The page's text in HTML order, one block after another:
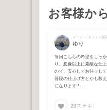
お客様か
メニュー/ カット＋髪
ゆり
毎回こちらの希望をしっ
り、想像以上に素敵な仕
ので、安心してお任せし
普段の仕上げ方とかも教
になります!!
20ステキ!